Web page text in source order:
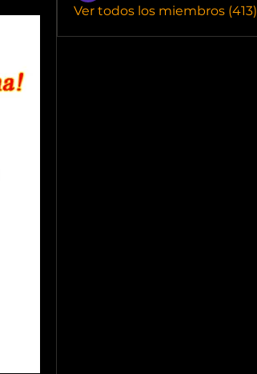
Ver todos los miembros (413)